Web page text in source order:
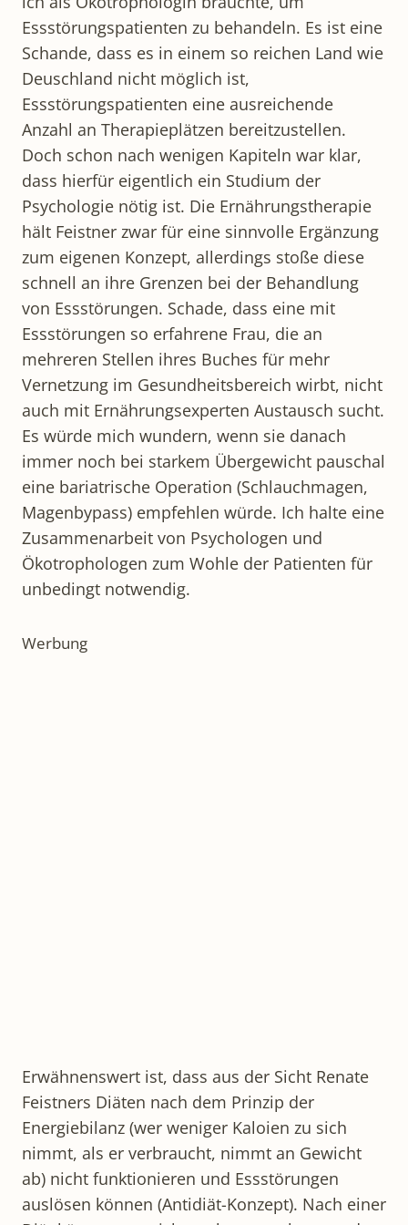
Essstörungspatienten zu behandeln. Es ist eine
Schande, dass es in einem so reichen Land wie
Deuschland nicht möglich ist,
Essstörungspatienten eine ausreichende
Anzahl an Therapieplätzen bereitzustellen.
Doch schon nach wenigen Kapiteln war klar,
dass hierfür eigentlich ein Studium der
Psychologie nötig ist. Die Ernährungstherapie
hält Feistner zwar für eine sinnvolle Ergänzung
zum eigenen Konzept, allerdings stoße diese
schnell an ihre Grenzen bei der Behandlung
von Essstörungen. Schade, dass eine mit
Essstörungen so erfahrene Frau, die an
mehreren Stellen ihres Buches für mehr
Vernetzung im Gesundheitsbereich wirbt, nicht
auch mit Ernährungsexperten Austausch sucht.
Es würde mich wundern, wenn sie danach
immer noch bei starkem Übergewicht pauschal
eine bariatrische Operation (Schlauchmagen,
Magenbypass) empfehlen würde. Ich halte eine
Zusammenarbeit von Psychologen und
Ökotrophologen zum Wohle der Patienten für
unbedingt notwendig.
Werbung
Erwähnenswert ist, dass aus der Sicht Renate
Feistners Diäten nach dem Prinzip der
Energiebilanz (wer weniger Kaloien zu sich
nimmt, als er verbraucht, nimmt an Gewicht
ab) nicht funktionieren und Essstörungen
auslösen können (Antidiät-Konzept). Nach einer